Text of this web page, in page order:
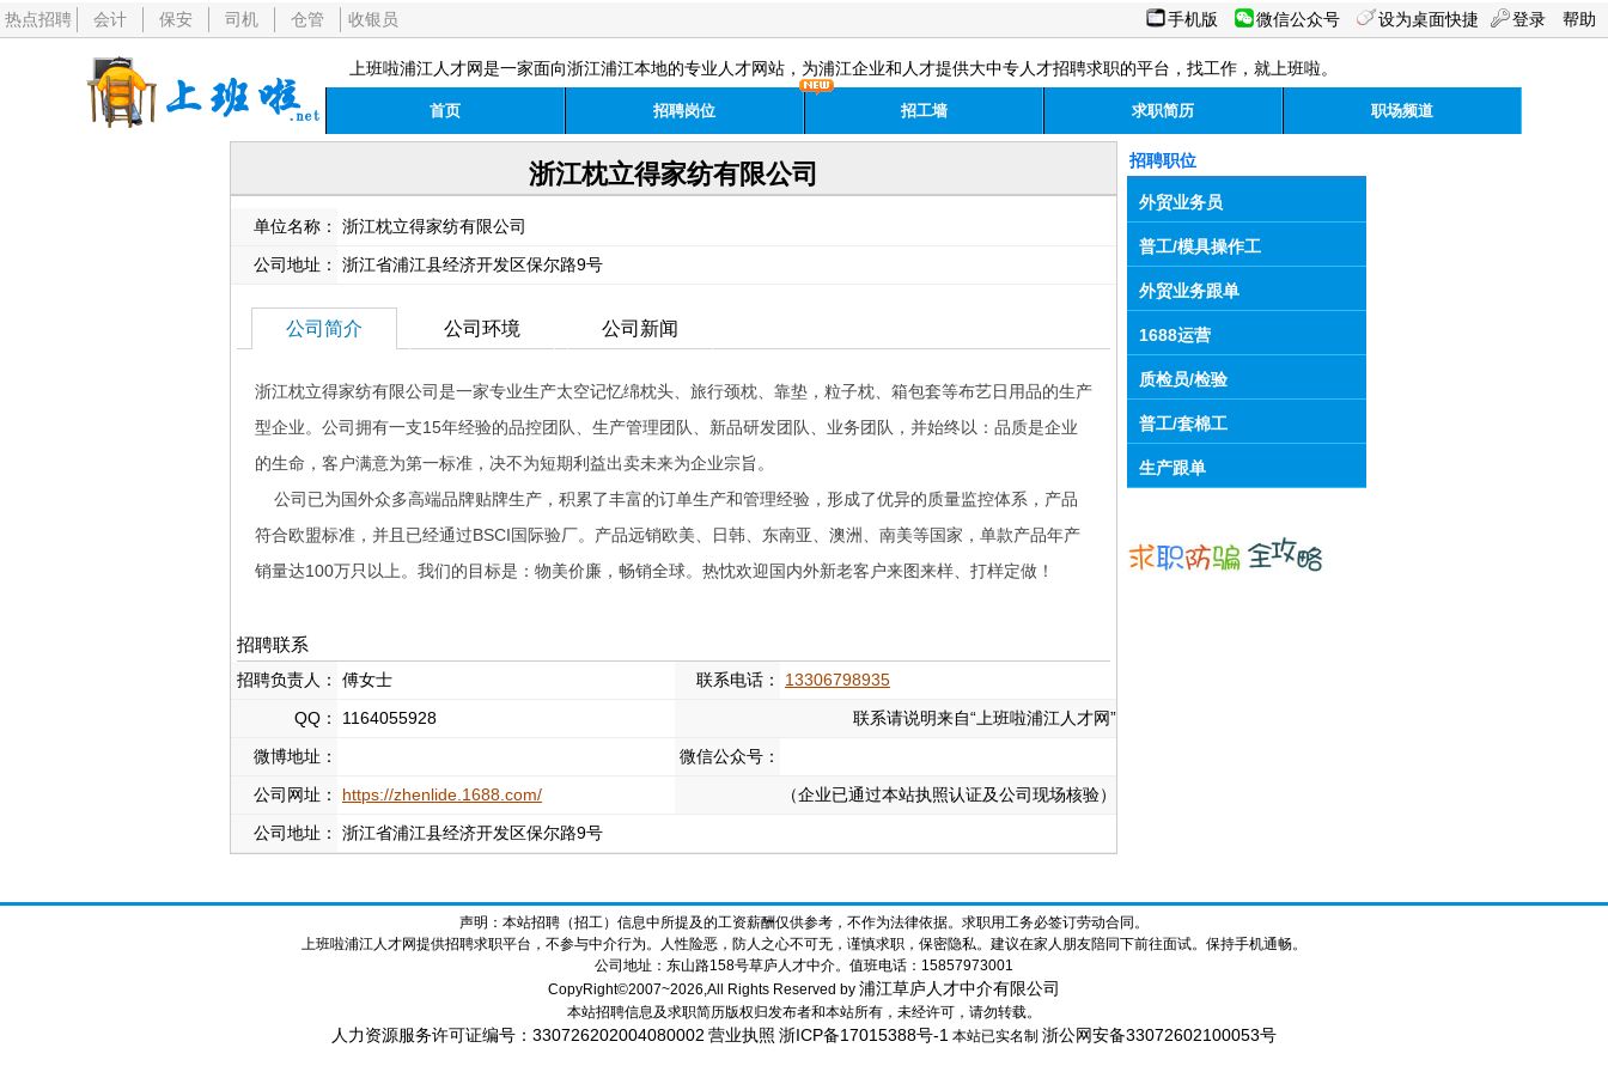
热点招聘 会计 保安 司机 仓管 收银员 手机版 微信公众号 设为桌面快捷 登录 帮助
上班啦浦江人才网是一家面向浙江浦江本地的专业人才网站，为浦江企业和人才提供大中专人才招聘求职的平台，找工作，就上班啦。
首页 招聘岗位 招工墙 求职简历 职场频道
浙江枕立得家纺有限公司
单位名称：
浙江枕立得家纺有限公司
公司地址：
浙江省浦江县经济开发区保尔路9号
公司简介 公司环境 公司新闻
浙江枕立得家纺有限公司是一家专业生产太空记忆绵枕头、旅行颈枕、靠垫，粒子枕、箱包套等布艺日用品的生产
型企业。公司拥有一支15年经验的品控团队、生产管理团队、新品研发团队、业务团队，并始终以：品质是企业
的生命，客户满意为第一标准，决不为短期利益出卖未来为企业宗旨。
公司已为国外众多高端品牌贴牌生产，积累了丰富的订单生产和管理经验，形成了优异的质量监控体系，产品
符合欧盟标准，并且已经通过BSCI国际验厂。产品远销欧美、日韩、东南亚、澳洲、南美等国家，单款产品年产
销量达100万只以上。我们的目标是：物美价廉，畅销全球。热忱欢迎国内外新老客户来图来样、打样定做！
招聘联系
招聘负责人： 傅女士 联系电话：
13306798935
QQ：
1164055928
联系请说明来自“上班啦浦江人才网”
微博地址：
微信公众号：
公司网址：
https://zhenlide.1688.com/
（企业已通过本站执照认证及公司现场核验）
公司地址：
浙江省浦江县经济开发区保尔路9号
招聘职位
外贸业务员
普工/模具操作工
外贸业务跟单
1688运营
质检员/检验
普工/套棉工
生产跟单
声明：本站招聘（招工）信息中所提及的工资薪酬仅供参考，不作为法律依据。求职用工务必签订劳动合同。
上班啦浦江人才网提供招聘求职平台，不参与中介行为。人性险恶，防人之心不可无，谨慎求职，保密隐私。建议在家人朋友陪同下前往面试。保持手机通畅。
公司地址：东山路158号草庐人才中介。值班电话：15857973001
CopyRight©2007~2026,All Rights Reserved by 浦江草庐人才中介有限公司
本站招聘信息及求职简历版权归发布者和本站所有，未经许可，请勿转载。
人力资源服务许可证编号：330726202004080002 营业执照 浙ICP备17015388号-1 本站已实名制 浙公网安备33072602100053号